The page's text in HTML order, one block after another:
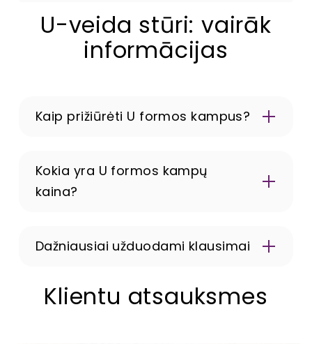
U-veida stūri: vairāk
informācijas
Kaip prižiūrėti U formos kampus?
Kokia yra U formos kampų
kaina?
Dažniausiai užduodami klausimai
kampus?Klientu atsauksmes